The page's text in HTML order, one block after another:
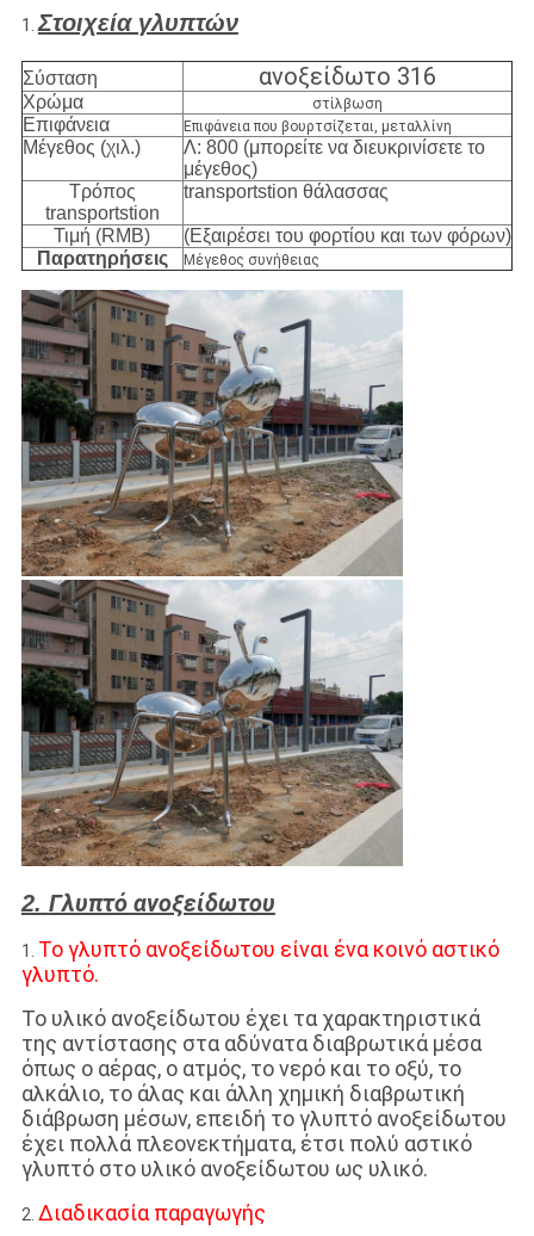
1.Στοιχεία γλυπτών
Σύσταση ανοξείδωτο 316
Χρώμα στίλβωση
Επιφάνεια Επιφάνεια που βουρτσίζεται, μεταλλίνη
Μέγεθος (χιλ.)
Λ: 800 (μπορείτε να διευκρινίσετε το
μέγεθος)
Τρόπος
transportstion
transportstion θάλασσας
Τιμή (RMB)
(Εξαιρέσει του φορτίου και των φόρων)
Παρατηρήσεις
Μέγεθος συνήθειας
2. Γλυπτό ανοξείδωτου
1. Το γλυπτό ανοξείδωτου είναι ένα κοινό αστικό
γλυπτό.
Το υλικό ανοξείδωτου έχει τα χαρακτηριστικά
της αντίστασης στα αδύνατα διαβρωτικά μέσα
όπως ο αέρας, ο ατμός, το νερό και το οξύ, το
αλκάλιο, το άλας και άλλη χημική διαβρωτική
διάβρωση μέσων, επειδή το γλυπτό ανοξείδωτου
έχει πολλά πλεονεκτήματα, έτσι πολύ αστικό
γλυπτό στο υλικό ανοξείδωτου ως υλικό.
2. Διαδικασία παραγωγής